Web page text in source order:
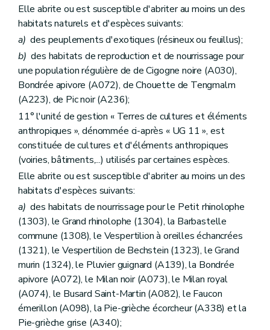
Elle abrite ou est susceptible d'abriter au moins un des
habitats naturels et d'espèces suivants:
a) des peuplements d'exotiques (résineux ou feuillus);
b) des habitats de reproduction et de nourrissage pour
une population régulière de de Cigogne noire (A030),
Bondrée apivore (A072), de Chouette de Tengmalm
(A223), de Pic noir (A236);
11° l'unité de gestion « Terres de cultures et éléments
anthropiques », dénommée ci-après « UG 11 », est
constituée de cultures et d'éléments anthropiques
(voiries, bâtiments,...) utilisés par certaines espèces.
Elle abrite ou est susceptible d'abriter au moins un des
habitats d'espèces suivants:
a) des habitats de nourrissage pour le Petit rhinolophe
(1303), le Grand rhinolophe (1304), la Barbastelle
commune (1308), le Vespertilion à oreilles échancrées
(1321), le Vespertilion de Bechstein (1323), le Grand
murin (1324), le Pluvier guignard (A139), la Bondrée
apivore (A072), le Milan noir (A073), le Milan royal
(A074), le Busard Saint-Martin (A082), le Faucon
émerillon (A098), la Pie-grièche écorcheur (A338) et la
Pie-grièche grise (A340);